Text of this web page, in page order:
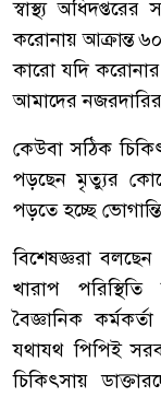
স্বাস্থ্য
করোনায় আক্রান্ত ৬০
কারো যদি করোনার
আমাদের নজরদারির
কেউবা সঠিক
পড়ছেন মৃত্যুর
পড়তে হচ্ছে
বিশেষজ্ঞরা
খারাপ পরিস্থিতি
বৈজ্ঞানিক
যথাযথ পিপিই
চিকিৎসায়